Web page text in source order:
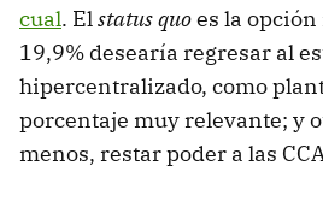
cual. Elstatus quoes la
19,9% desearía regresar al
hipercentralizado, como
porcentaje muy relevante; y
menos, restar poder a las